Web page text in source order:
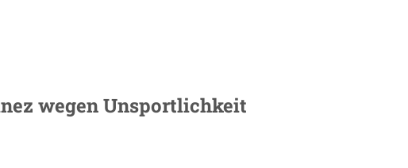
wegen Unsportlichkeit